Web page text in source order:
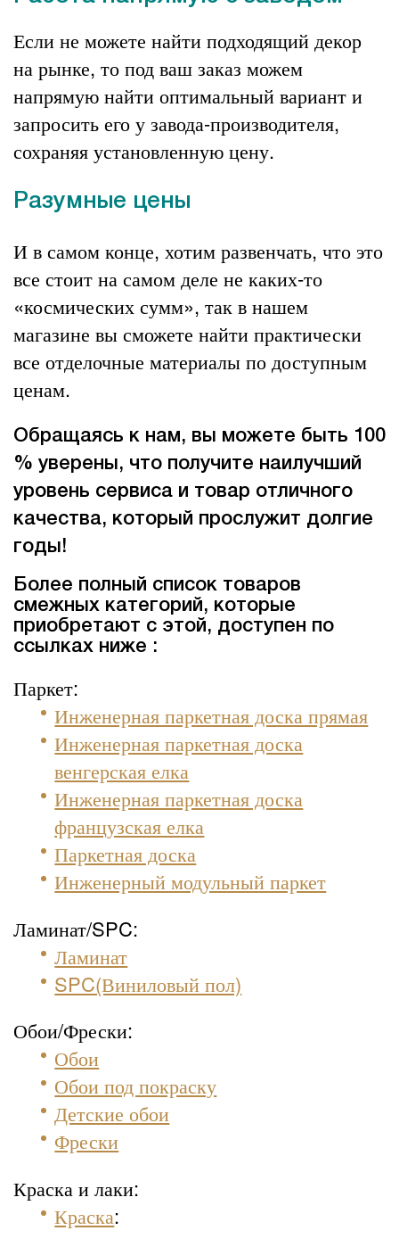
Если не можете найти подходящий декор
на рынке, то под ваш заказ можем
напрямую найти оптимальный вариант и
запросить его у завода-производителя,
сохраняя установленную цену.
Разумные цены
И в самом конце, хотим развенчать, что это
все стоит на самом деле не каких-то
«космических сумм», так в нашем
магазине вы сможете найти практически
все отделочные материалыпо доступным
ценам.
Обращаясь к нам, вы можете быть 100
% уверены, что получите наилучший
уровень сервиса и товар отличного
качества, который прослужит долгие
годы!
Более полный список товаров
смежных категорий, которые
приобретают с этой, доступен по
ссылках ниже :
Паркет:
Инженерная паркетная доска прямая
Инженерная паркетная доска
венгерская елка
Инженерная паркетная доска
французская елка
Паркетная доска
Инженерный модульный паркет
Ламинат/SPC:
Ламинат
SPC(Виниловый пол)
Обои/Фрески:
Обои
Обои под покраску
Детские обои
Фрески
Краска и лаки:
Краска: